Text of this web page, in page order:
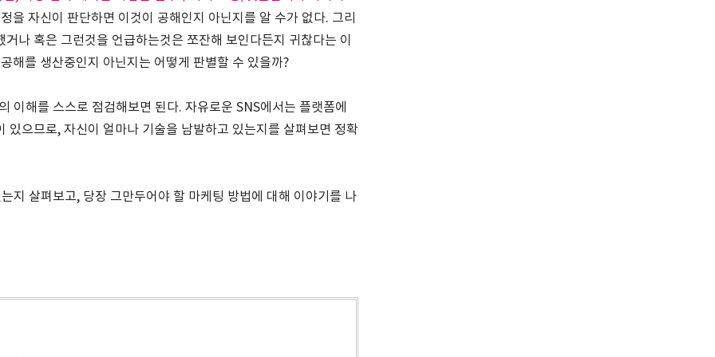
을 자신이 판단하면 이것이 공해인지 아닌지를 알 수가 없다. 그리
나 혹은 그런것을 언급하는것은 쪼잔해 보인다든지 귀찮다는 이
해를 생산중인지 아닌지는 어떻게 판별할 수 있을까?
이해를 스스로 점검해보면 된다. 자유로운 SNS에서는 플랫폼에
있으므로, 자신이 얼마나 기술을 남발하고 있는지를 살펴보면 정확
지 살펴보고, 당장 그만두어야 할 마케팅 방법에 대해 이야기를 나